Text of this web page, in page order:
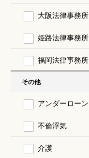
大阪法律事務所
姫路法律事務所
福岡法律事務所
その他
アンダーローン
不倫浮気
介護